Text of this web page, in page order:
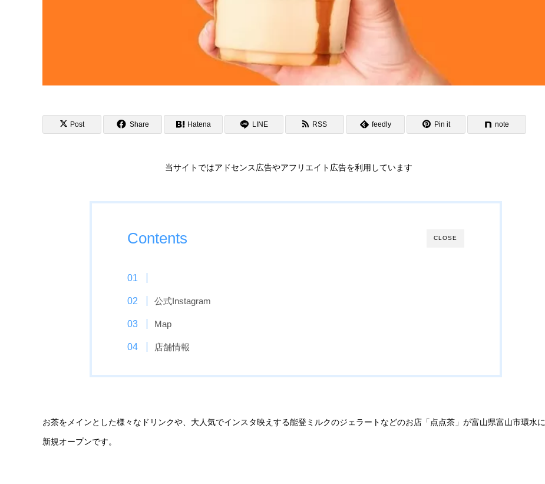
Post Share Hatena LINE RSS feedly Pin it note
当サイトではアドセンス広告やアフリエイト広告を利用しています
CLOSE
Contents
公式Instagram
Map
店舗情報
お茶をメインとした様々なドリンクや、大人気でインスタ映えする能登ミルクのジェラートなどのお店「点点茶」が富山県富山市環水に
新規オープンです。